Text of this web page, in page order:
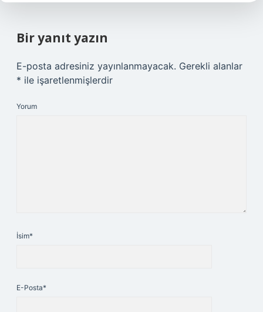
Bir yanıt yazın
E-posta adresiniz yayınlanmayacak. Gerekli alanlar
* ile işaretlenmişlerdir
Yorum
İsim*
E-Posta*